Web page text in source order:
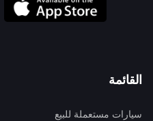
القائمة
سيارات مستعملة للبيع